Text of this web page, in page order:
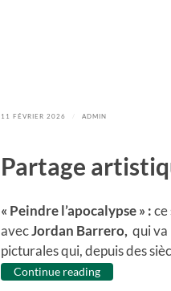
11 FÉVRIER 2026 ADMIN
Partage
« Peindre l’apocalypse » :ce
avecJordan Barrero, qui
picturales qui, depuis des
Continue reading